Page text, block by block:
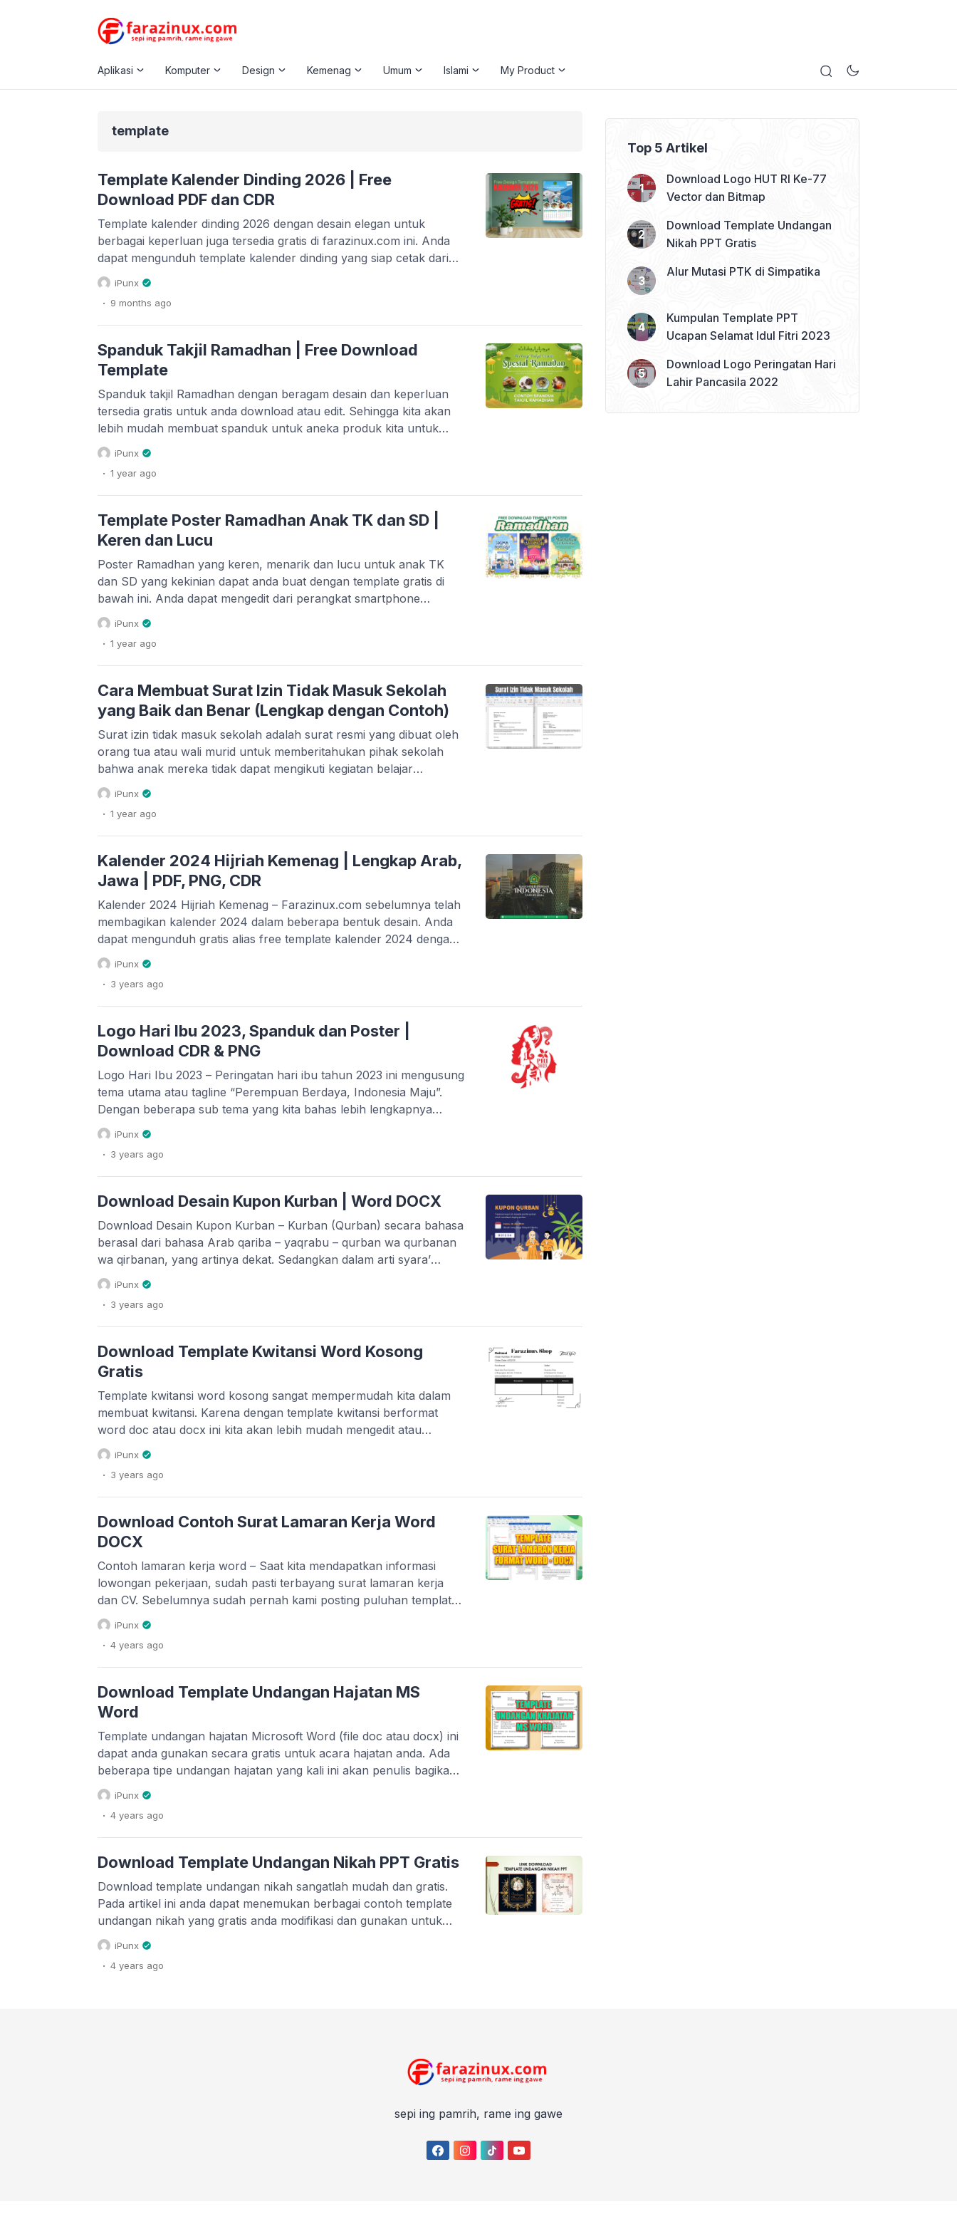
Aplikasi Komputer Design Kemenag Umum Islami My Product
template
Template Kalender Dinding 2026 | Free
Download PDF dan CDR
Template kalender dinding 2026 dengan desain elegan untuk
berbagai keperluan juga tersedia gratis di farazinux.com ini. Anda
dapat mengunduh template kalender dinding yang siap cetak dari
link download di bawah ini. Untuk lebih mempermudah anda,
template kami sediakan dalam bentuk file CDR. File tersebut dapat
anda olah kembali dengan menggunakan aplikasi CorelDraw X5
atau yang […]
iPunx
. 9 months ago
Spanduk Takjil Ramadhan | Free Download
Template
Spanduk takjil Ramadhan dengan beragam desain dan keperluan
tersedia gratis untuk anda download atau edit. Sehingga kita akan
lebih mudah membuat spanduk untuk aneka produk kita untuk
jualan di arena takjil Ramadhan. Selain untuk kebutuhan toko atau
kedai kita di bazar Ramadhan. Beberapa template desain spanduk
ini juga cocok untuk acara takjil gratis di masjid, […]
iPunx
. 1 year ago
Template Poster Ramadhan Anak TK dan SD |
Keren dan Lucu
Poster Ramadhan yang keren, menarik dan lucu untuk anak TK
dan SD yang kekinian dapat anda buat dengan template gratis di
bawah ini. Anda dapat mengedit dari perangkat smartphone
maupun laptop. Template yang kami bagikan kali ini lebih kekinian,
modern dan menarik. Karena saat ini anak-anak sudah mengenal
aplikasi desain yang simple dan mudah digunakan […]
iPunx
. 1 year ago
Cara Membuat Surat Izin Tidak Masuk Sekolah
yang Baik dan Benar (Lengkap dengan Contoh)
Surat izin tidak masuk sekolah adalah surat resmi yang dibuat oleh
orang tua atau wali murid untuk memberitahukan pihak sekolah
bahwa anak mereka tidak dapat mengikuti kegiatan belajar
mengajar karena suatu alasan. Surat ini bersifat formal dan harus
ditulis dengan bahasa yang sopan serta struktur yang jelas. Bagi
Anda yang sedang mencari panduan lengkap tentang […]
iPunx
. 1 year ago
Kalender 2024 Hijriah Kemenag | Lengkap Arab,
Jawa | PDF, PNG, CDR
Kalender 2024 Hijriah Kemenag – Farazinux.com sebelumnya telah
membagikan kalender 2024 dalam beberapa bentuk desain. Anda
dapat mengunduh gratis alias free template kalender 2024 dengan
klik di sini. Kementerian Agama selain menerbitkan SKB 3 Menteri
yang mengatur libur dan cuti bersama setiap tahun, juga
menerbitkan kalender. Desain kalender yang diterbitkan oleh
Kemenag melalui Dirjen Bimas […]
iPunx
. 3 years ago
Logo Hari Ibu 2023, Spanduk dan Poster |
Download CDR & PNG
Logo Hari Ibu 2023 – Peringatan hari ibu tahun 2023 ini mengusung
tema utama atau tagline “Perempuan Berdaya, Indonesia Maju”.
Dengan beberapa sub tema yang kita bahas lebih lengkapnya
dengan klik di sini. Kementerian Pemberdayaan Perempuan dan
Perlindungan Anak (Kemenpppa) telah merelease resmi logo
peringatan hari ibu (PHI) ke 95 tahun 2023. Farazinux.com selalu
membagikan […]
iPunx
. 3 years ago
Download Desain Kupon Kurban | Word DOCX
Download Desain Kupon Kurban – Kurban (Qurban) secara bahasa
berasal dari bahasa Arab qariba – yaqrabu – qurban wa qurbanan
wa qirbanan, yang artinya dekat. Sedangkan dalam arti syara’
menyembelih hewan dengan tujuan beribadah kepada Allah pada
Hari Raya Idul Adha dan tiga Hari Tasyriq, yaitu tanggal 11, 12, dan
13 bulan Dzulhijjah. Syari’at berkurban […]
iPunx
. 3 years ago
Download Template Kwitansi Word Kosong
Gratis
Template kwitansi word kosong sangat mempermudah kita dalam
membuat kwitansi. Karena dengan template kwitansi berformat
word doc atau docx ini kita akan lebih mudah mengedit atau
menyesuaikan kebutuhan dengan mengeditnya dengan Microsoft
Word. Kalaupun kita tidak mempunyai Microsoft Word, masih bisa
menggunakan alternatif seperti Kingsoft Office, OpenOffice,
LibreOffice atau aplikasi Word Processor lainnya. Sebelumnya juga
[…]
iPunx
. 3 years ago
Download Contoh Surat Lamaran Kerja Word
DOCX
Contoh lamaran kerja word – Saat kita mendapatkan informasi
lowongan pekerjaan, sudah pasti terbayang surat lamaran kerja
dan CV. Sebelumnya sudah pernah kami posting puluhan template
CV terbaik, yang dapat anda download pada link di bawah ini. Pada
kesempatan kali ini akan kami bagikan template surat lamaran kerja
resmi format docx. Sehingga, anda akan lebih […]
iPunx
. 4 years ago
Download Template Undangan Hajatan MS
Word
Template undangan hajatan Microsoft Word (file doc atau docx) ini
dapat anda gunakan secara gratis untuk acara hajatan anda. Ada
beberapa tipe undangan hajatan yang kali ini akan penulis bagikan.
Undangan hajatan sudah didesain dalam model satu lembar kertas
F4 (ukuran folio atau 21,59 cm x 33,02 cm). Dalam 1 lembar kertas
tersebut dibagi menjadi […]
iPunx
. 4 years ago
Download Template Undangan Nikah PPT Gratis
Download template undangan nikah sangatlah mudah dan gratis.
Pada artikel ini anda dapat menemukan berbagai contoh template
undangan nikah yang gratis anda modifikasi dan gunakan untuk
menyempurnakan acara pernikahan anda. Undangan nikah saat ini
telah berkembang mengikuti trend teknlogi dan tren perkembangan
zaman. Tidak melulu undangan pernikahan dicetak di atas kertas
atau video animasi undangan nikah saat ini sudah tidak asing lagi.
iPunx
. 4 years ago
Top 5 Artikel
Download Logo HUT RI Ke-77
Vector dan Bitmap
Download Template Undangan
Nikah PPT Gratis
Alur Mutasi PTK di Simpatika
Kumpulan Template PPT
Ucapan Selamat Idul Fitri 2023
Download Logo Peringatan Hari
Lahir Pancasila 2022
sepi ing pamrih, rame ing gawe